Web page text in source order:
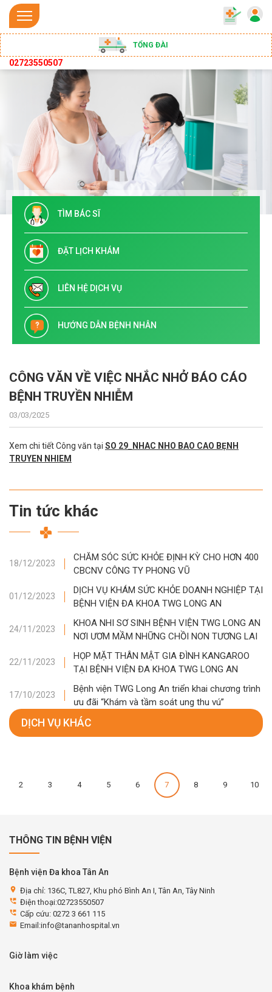
TỔNG ĐÀI
02723550507
TÌM BÁC SĨ
ĐẶT LỊCH KHÁM
LIÊN HỆ DỊCH VỤ
HƯỚNG DẪN BỆNH NHÂN
CÔNG VĂN VỀ VIỆC NHẮC NHỞ BÁO CÁO
BỆNH TRUYỀN NHIỄM
03/03/2025
Xem chi tiết Công văn tại SO 29_NHAC NHO BAO CAO BẸNH
TRUYEN NHIEM
Tin tức khác
18/12/2023
CHĂM SÓC SỨC KHỎE ĐỊNH KỲ CHO HƠN 400
CBCNV CÔNG TY PHONG VŨ
01/12/2023
DỊCH VỤ KHÁM SỨC KHỎE DOANH NGHIỆP TẠI
BỆNH VIỆN ĐA KHOA TWG LONG AN
24/11/2023
KHOA NHI SƠ SINH BỆNH VIỆN TWG LONG AN
NƠI ƯƠM MẦM NHỮNG CHỒI NON TƯƠNG LAI
22/11/2023
HỌP MẶT THÂN MẬT GIA ĐÌNH KANGAROO
TẠI BỆNH VIỆN ĐA KHOA TWG LONG AN
17/10/2023
Bệnh viện TWG Long An triển khai chương trình
ưu đãi “Khám và tầm soát ung thu vú”
DỊCH VỤ KHÁC
2 3 4 5 6 7 8 9 10
THÔNG TIN BỆNH VIỆN
Bệnh viện Đa khoa Tân An
location_on Địa chỉ: 136C, TL827, Khu phó Bình An I, Tân An, Tây Ninh
perm_phone_msg Điện thoại:02723550507
perm_phone_msg Cấp cứu: 0272 3 661 115
email Email:info@tananhospital.vn
Giờ làm việc
Khoa khám bệnh